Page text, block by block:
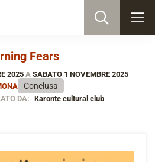
Fears
2025 ASABATO 1 NOVEMBRE 2025
Conclusa
DA: Karonte cultural club